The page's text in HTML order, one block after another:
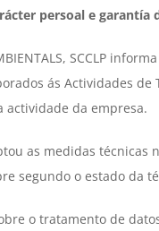
persoal e garantía
SCCLP
ás Actividades de
actividade da empresa.
as medidas técnicas
segundo o estado da
o tratamento de